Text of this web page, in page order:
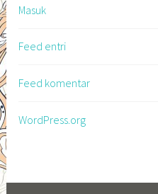
Masuk
Feed entri
Feed komentar
WordPress.org